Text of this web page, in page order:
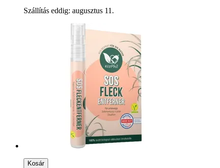
Szállítás eddig: augusztus 11.
Kosár